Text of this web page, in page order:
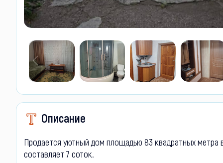
Описание
Продается уютный дом площадью 83 квадратных
составляет 7 соток.